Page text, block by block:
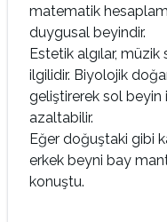
matematik
duygusal beyindir.
Estetik algılar,
ilgilidir. Biyolojik
geliştirerek sol beyin
azaltabilir.
Eğer doğuştaki gibi
erkek beyni bay
konuştu.